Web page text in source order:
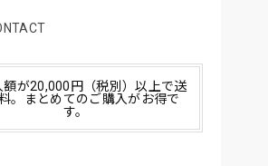
額が20,000円（税別）以上で送
。まとめてのご購入がお得で
す。